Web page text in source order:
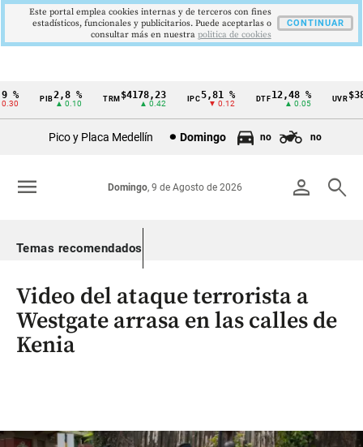
Cintillo
Colombia
PIB2,8 %
▲ 0.10
TRM$4178,23
▲ 0.42
5,81 %
▼ 0.12
DTF12,48 %
▲ 0.05
UVR
Pico y Placa Medellín Domingo no no
person search
Domingo, 9 de Agosto de 2026
menu
Temas recomendados
Video del ataque terrorista a
Westgate arrasa en las calles de
Kenia
Este portal emplea cookies internas y de terceros con fines
estadísticos, funcionales y publicitarios. Puede aceptarlas o
consultar más en nuestra politica de cookies
CONTINUAR